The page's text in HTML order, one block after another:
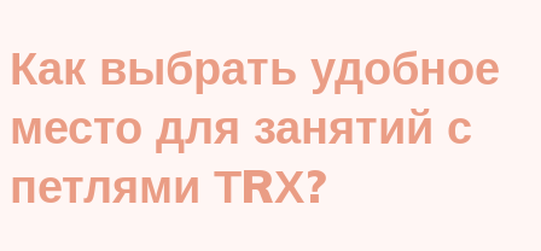
Как выбрать удобное
место для занятий с
петлями ТRХ?